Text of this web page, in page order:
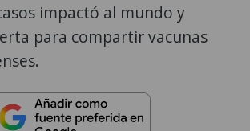
impactó al mundo y
para compartir vacunas